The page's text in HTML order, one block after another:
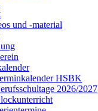
und -material
HSBK
2026/2027